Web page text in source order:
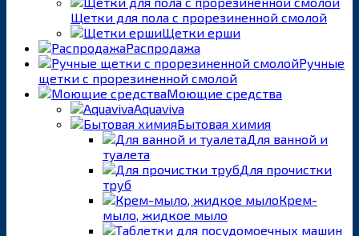
Щетки для пола с прорезиненной смолой
Щетки ерши
Распродажа
Ручные
щетки с прорезиненной смолой
Моющие средства
Aquaviva
Бытовая химия
Для ванной и
туалета
Для прочистки
труб
Крем-
мыло, жидкое мыло